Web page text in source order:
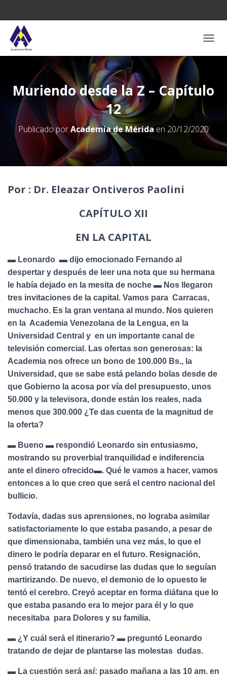
Muriendo desde la Z – Capítulo
12
Publicado porAcademia de Mérida en 20/12/2020
Por : Dr. Eleazar Ontiveros Paolini
CAPÍTULO XII
EN LA CAPITAL
▬ Leonardo ▬ dijo emocionado Fernando al
despertar y después de leer una nota que su hermana
le había dejado en la mesita de noche ▬ Nos llegaron
tres invitaciones de la capital. Vamos para Carracas,
muchacho. Es la gran ventana al mundo. Nos quieren
en la Academia Venezolana de la Lengua, en la
Universidad Central y en un importante canal de
televisión comercial. Las ofertas son generosas: la
Academia nos ofrece un bono de 100.000 Bs., la
Universidad, que se sabe está pelando bolas desde de
que Gobierno la acosa por vía del presupuesto, unos
50.000 y la televisora, donde están los reales, nada
menos que 300.000 ¿Te das cuenta de la magnitud de
la oferta?
▬ Bueno ▬ respondió Leonardo sin entusiasmo,
mostrando su proverbial tranquilidad e indiferencia
ante el dinero ofrecido▬. Qué le vamos a hacer, vamos
entonces a lo que creo que será el centro nacional del
bullicio.
Todavía, dadas sus aprensiones, no lograba asimilar
satisfactoriamente lo que estaba pasando, a pesar de
que dimensionaba, también una vez más, lo que el
dinero le podría deparar en el futuro. Resignación,
pensó tratando de sacudirse las dudas que lo seguían
martirizando. De nuevo, el demonio de lo opuesto le
tentó el cerebro. Creyó aceptar en forma diáfana que lo
que estaba pasando era lo mejor para él y lo que
necesitaba para Dolores y su familia.
▬ ¿Y cuál será el itinerario? ▬ preguntó Leonardo
tratando de dejar de plantarse las molestas dudas.
▬ La cuestión será así: pasado mañana a las 10 am. en